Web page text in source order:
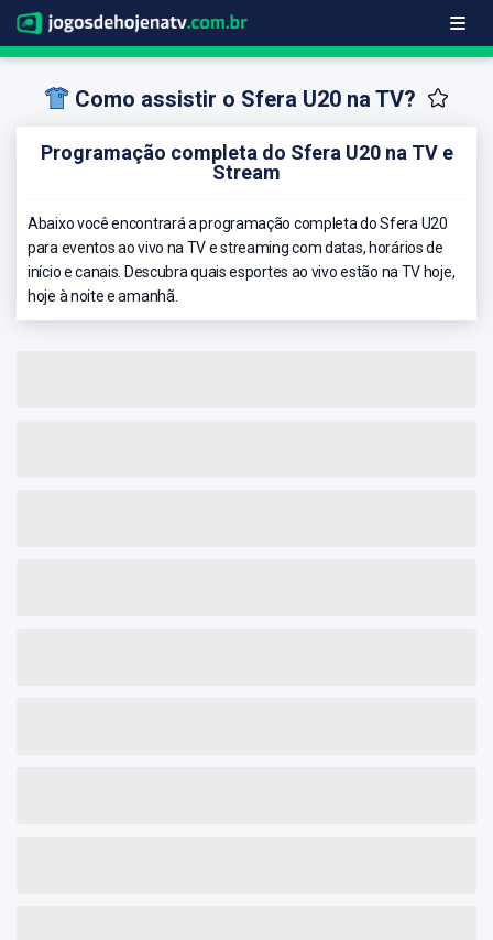
Como assistir o Sfera U20 na TV?
Programação completa do Sfera U20 na TV e
Stream
Abaixo você encontrará a programação completa do Sfera U20
para eventos ao vivo na TV e streaming com datas, horários de
início e canais. Descubra quais esportes ao vivo estão na TV hoje,
hoje à noite e amanhã.